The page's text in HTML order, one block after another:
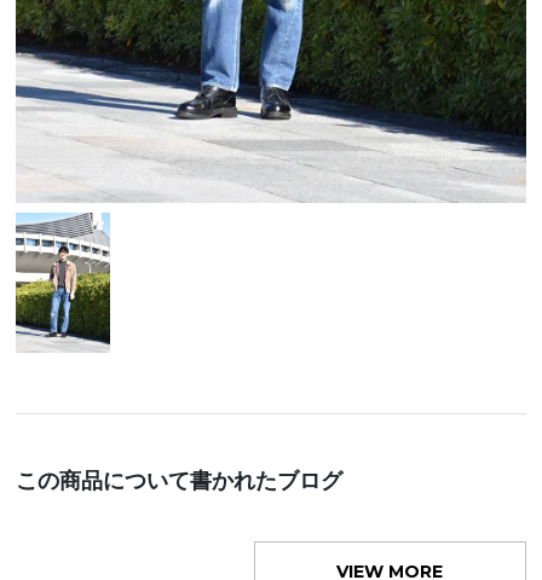
この商品について書かれたブログ
VIEW MORE